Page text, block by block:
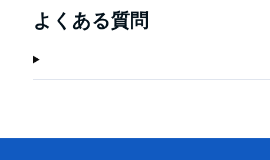
よくある質問